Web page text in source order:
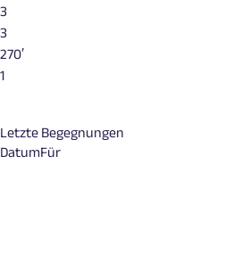
3
3
270′
1
Letzte Begegnungen
DatumFür